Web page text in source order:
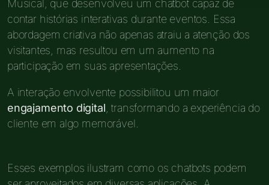
Musical, que desenvolveu um chatbot capaz de
contar histórias interativas durante eventos. Essa
abordagem criativa não apenas atraiu a atenção dos
visitantes, mas resultou em um aumento na
participação em suas apresentações.
A interação envolvente possibilitou um maior
engajamento digital , transformando a experiência do
cliente em algo memorável.
Esses exemplos ilustram como os chatbots podem